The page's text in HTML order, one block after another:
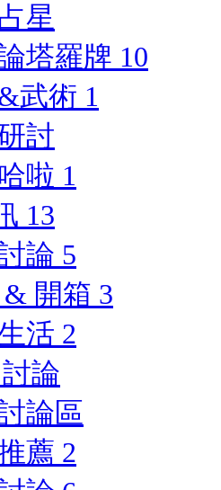
星
塔羅牌 10
武術 1
討
啦 1
13
論 5
開箱 3
活 2
論
論區
薦 2